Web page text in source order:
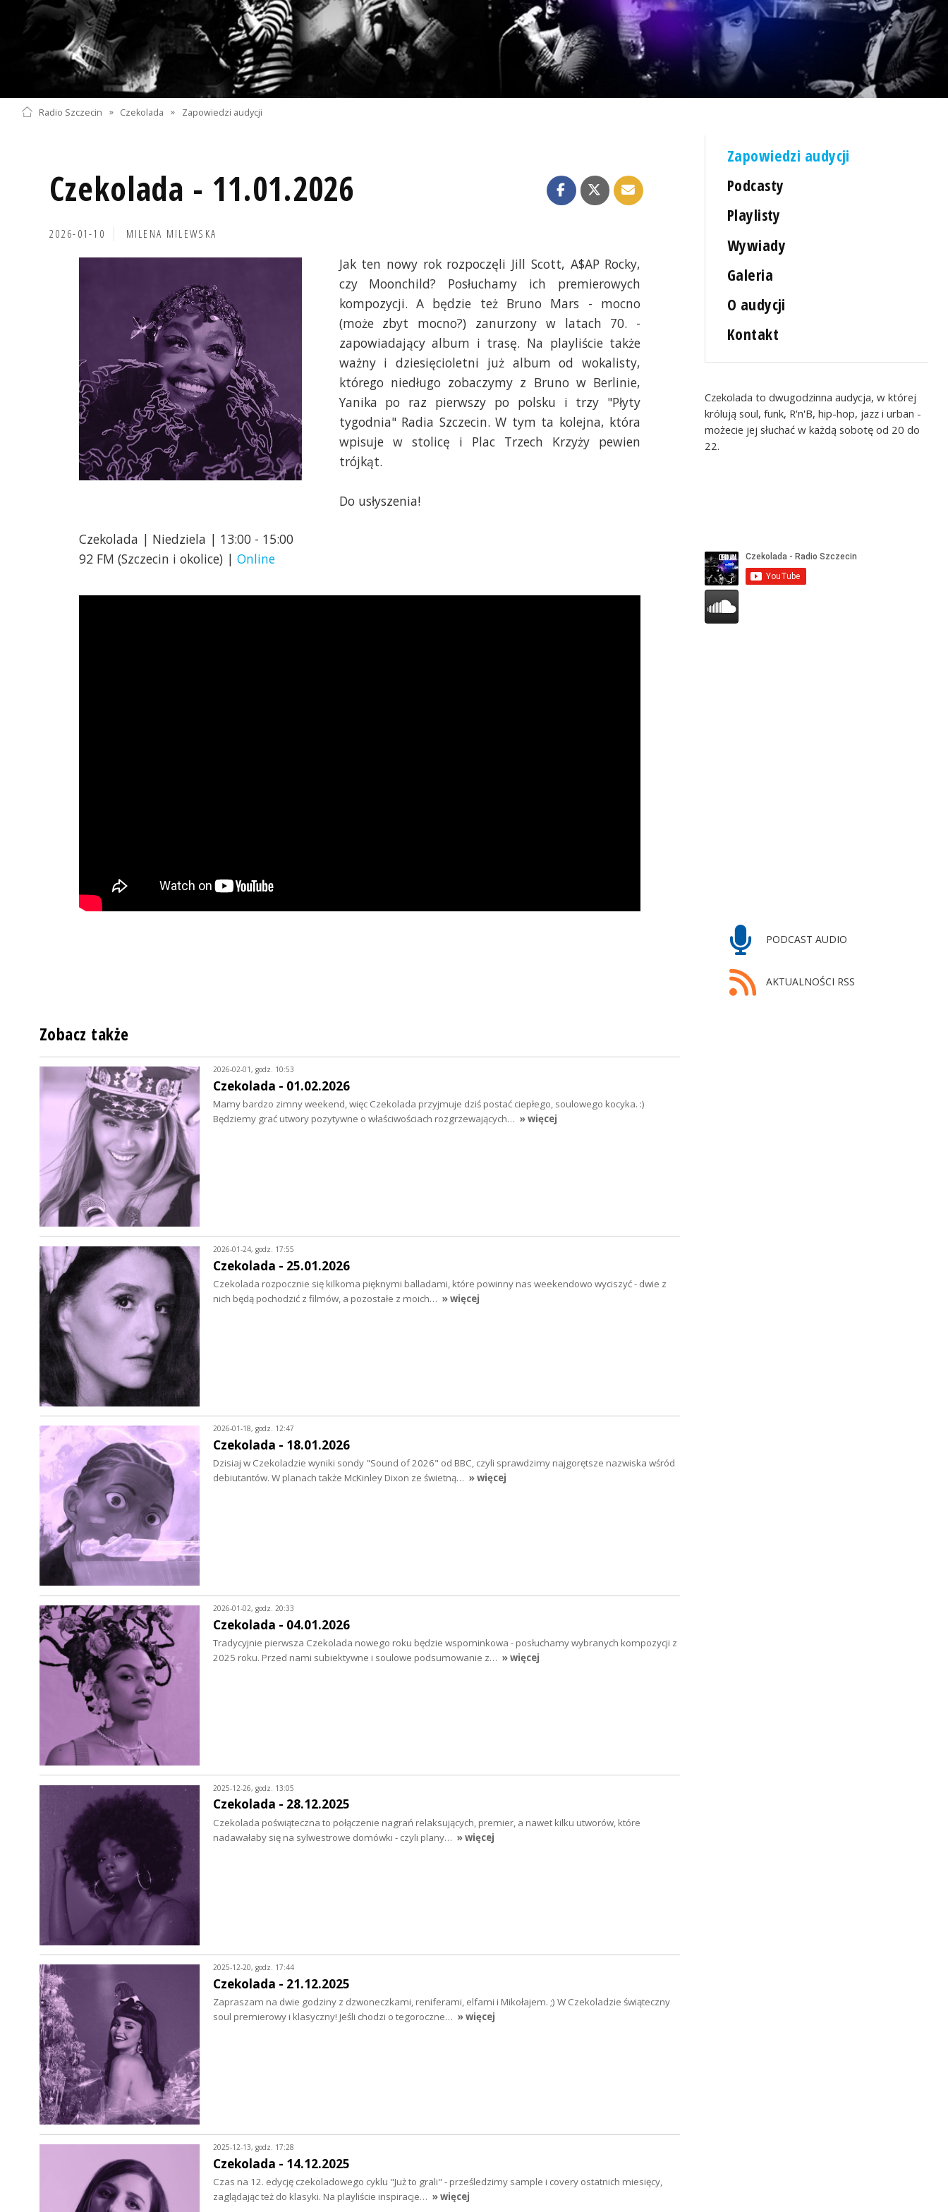
Radio Szczecin » Czekolada » Zapowiedzi audycji
Czekolada - 11.01.2026
2026-01-10 MILENA MILEWSKA
Jak ten nowy rok rozpoczęli Jill Scott, A$AP Rocky,
czy Moonchild? Posłuchamy ich premierowych
kompozycji. A będzie też Bruno Mars - mocno
(może zbyt mocno?) zanurzony w latach 70. -
zapowiadający album i trasę. Na playliście także
ważny i dziesięcioletni już album od wokalisty,
którego niedługo zobaczymy z Bruno w Berlinie,
Yanika po raz pierwszy po polsku i trzy "Płyty
tygodnia" Radia Szczecin. W tym ta kolejna, która
wpisuje w stolicę i Plac Trzech Krzyży pewien
trójkąt.
Do usłyszenia!
Czekolada | Niedziela | 13:00 - 15:00
92 FM (Szczecin i okolice) | Online
Zapowiedzi audycji
Podcasty
Playlisty
Wywiady
Galeria
O audycji
Kontakt
Czekolada to dwugodzinna audycja, w której
królują soul, funk, R'n'B, hip-hop, jazz i urban -
możecie jej słuchać w każdą sobotę od 20 do
22.
PODCAST AUDIO
AKTUALNOŚCI RSS
Zobacz także
2026-02-01, godz. 10:53
Czekolada - 01.02.2026
Mamy bardzo zimny weekend, więc Czekolada przyjmuje dziś postać ciepłego, soulowego kocyka. :)
Będziemy grać utwory pozytywne o właściwościach rozgrzewających… » więcej
2026-01-24, godz. 17:55
Czekolada - 25.01.2026
Czekolada rozpocznie się kilkoma pięknymi balladami, które powinny nas weekendowo wyciszyć - dwie z
nich będą pochodzić z filmów, a pozostałe z moich… » więcej
2026-01-18, godz. 12:47
Czekolada - 18.01.2026
Dzisiaj w Czekoladzie wyniki sondy "Sound of 2026" od BBC, czyli sprawdzimy najgorętsze nazwiska wśród
debiutantów. W planach także McKinley Dixon ze świetną… » więcej
2026-01-02, godz. 20:33
Czekolada - 04.01.2026
Tradycyjnie pierwsza Czekolada nowego roku będzie wspominkowa - posłuchamy wybranych kompozycji z
2025 roku. Przed nami subiektywne i soulowe podsumowanie z… » więcej
2025-12-26, godz. 13:05
Czekolada - 28.12.2025
Czekolada poświąteczna to połączenie nagrań relaksujących, premier, a nawet kilku utworów, które
nadawałaby się na sylwestrowe domówki - czyli plany… » więcej
2025-12-20, godz. 17:44
Czekolada - 21.12.2025
Zapraszam na dwie godziny z dzwoneczkami, reniferami, elfami i Mikołajem. ;) W Czekoladzie świąteczny
soul premierowy i klasyczny! Jeśli chodzi o tegoroczne… » więcej
2025-12-13, godz. 17:28
Czekolada - 14.12.2025
Czas na 12. edycję czekoladowego cyklu "Już to grali" - prześledzimy sample i covery ostatnich miesięcy,
zaglądając też do klasyki. Na playliście inspiracje… » więcej